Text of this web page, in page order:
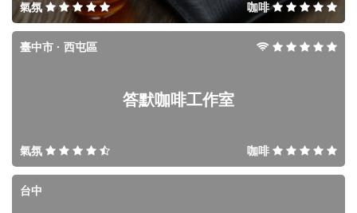
氣氛 咖啡
答默咖啡工作室
臺中市 · 西屯區
氣氛 咖啡
台中